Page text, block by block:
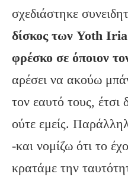
σχεδιάστηκε
δίσκος των Yoth
φρέσκο σε όποιον
αρέσει να ακούω
τον εαυτό τους,
ούτε εμείς.
-και νομίζω ότι το
κρατάμε την